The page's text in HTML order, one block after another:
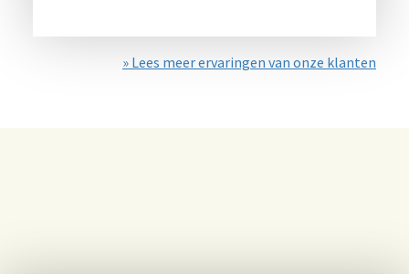
» Lees meer ervaringen van onze klanten